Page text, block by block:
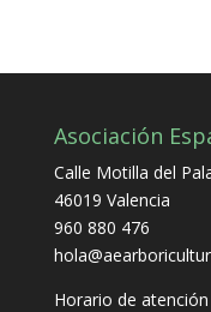
Asociación
Calle Motilla del
46019 Valencia
960 880 476
Horario de